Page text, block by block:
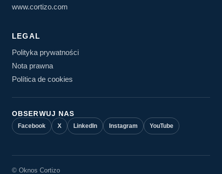
www.cortizo.com
LEGAL
Polityka prywatności
Nota prawna
Política de cookies
OBSERWUJ NAS
Facebook X LinkedIn Instagram YouTube
© Oknos Cortizo